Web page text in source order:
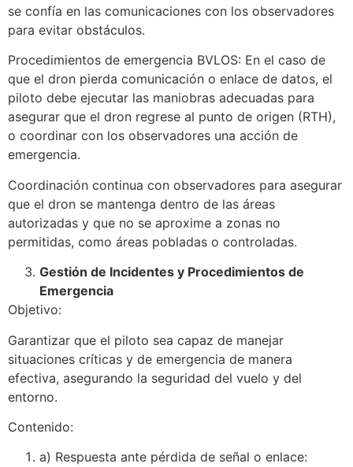
se confía en las comunicaciones con los observadores
para evitar obstáculos.
Procedimientos de emergencia BVLOS: En el caso de
que el dron pierda comunicación o enlace de datos, el
piloto debe ejecutar las maniobras adecuadas para
asegurar que el dron regrese al punto de origen (RTH),
o coordinar con los observadores una acción de
emergencia.
Coordinación continua con observadores para asegurar
que el dron se mantenga dentro de las áreas
autorizadas y que no se aproxime a zonas no
permitidas, como áreas pobladas o controladas.
Gestión de Incidentes y Procedimientos de
Emergencia
Objetivo:
Garantizar que el piloto sea capaz de manejar
situaciones críticas y de emergencia de manera
efectiva, asegurando la seguridad del vuelo y del
entorno.
Contenido:
a) Respuesta ante pérdida de señal o enlace: